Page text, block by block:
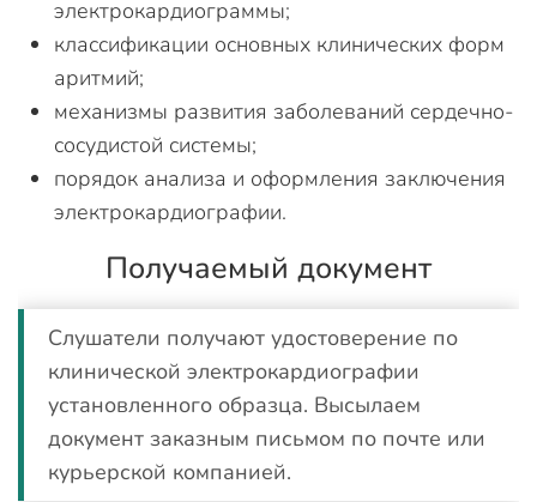
электрокардиограммы;
классификации основных клинических форм
аритмий;
механизмы развития заболеваний сердечно-
сосудистой системы;
порядок анализа и оформления заключения
электрокардиографии.
Получаемый документ
Слушатели получают удостоверение по
клинической электрокардиографии
установленного образца. Высылаем
документ заказным письмом по почте или
курьерской компанией.